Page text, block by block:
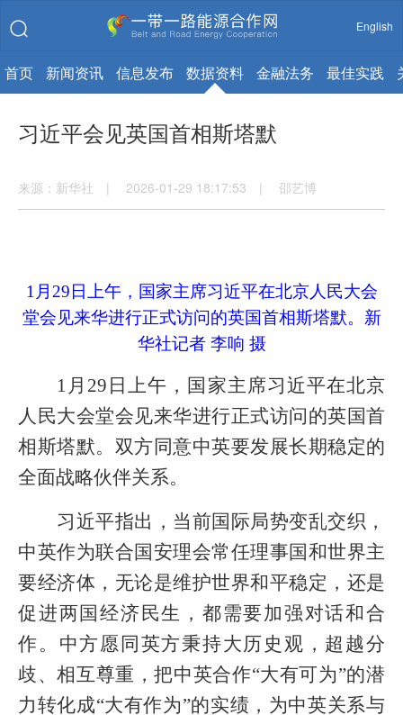
English
首页 新闻资讯 信息发布 数据资料 金融法务 最佳实践
习近平会见英国首相斯塔默
来源：新华社 | 2026-01-29 18:17:53 | 邵艺博
1月29日上午，国家主席习近平在北京人民大会
堂会见来华进行正式访问的英国首相斯塔默。 新
华社记者 李响 摄
1月29日上午，国家主席习近平在北京
人民大会堂会见来华进行正式访问的英国首
相斯塔默。双方同意中英要发展长期稳定的
全面战略伙伴关系。
习近平指出，当前国际局势变乱交织，
中英作为联合国安理会常任理事国和世界主
要经济体，无论是维护世界和平稳定，还是
促进两国经济民生，都需要加强对话和合
作。中方愿同英方秉持大历史观，超越分
歧、相互尊重，把中英合作“大有可为”的潜
力转化成“大有作为”的实绩，为中英关系与